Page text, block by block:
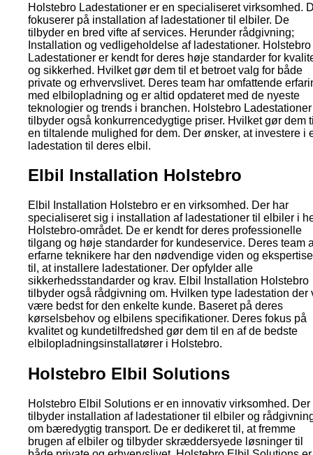
Holstebro Ladestationer er en specialiseret virksomhed.
fokuserer på installation af ladestationer til elbiler. De
tilbyder en bred vifte af services. Herunder rådgivning;
Installation og vedligeholdelse af ladestationer. Holstebro
Ladestationer er kendt for deres høje standarder for
og sikkerhed. Hvilket gør dem til et betroet valg for både
private og erhvervslivet. Deres team har omfattende
med elbilopladning og er altid opdateret med de nyeste
teknologier og trends i branchen. Holstebro Ladestationer
tilbyder også konkurrencedygtige priser. Hvilket gør dem
en tiltalende mulighed for dem. Der ønsker, at investere i
ladestation til deres elbil.
Elbil Installation Holstebro
Elbil Installation Holstebro er en virksomhed. Der har
specialiseret sig i installation af ladestationer til elbiler i
Holstebro-området. De er kendt for deres professionelle
tilgang og høje standarder for kundeservice. Deres team
erfarne teknikere har den nødvendige viden og ekspertise
til, at installere ladestationer. Der opfylder alle
sikkerhedsstandarder og krav. Elbil Installation Holstebro
tilbyder også rådgivning om. Hvilken type ladestation der
være bedst for den enkelte kunde. Baseret på deres
kørselsbehov og elbilens specifikationer. Deres fokus på
kvalitet og kundetilfredshed gør dem til en af de bedste
elbilopladningsinstallatører i Holstebro.
Holstebro Elbil Solutions
Holstebro Elbil Solutions er en innovativ virksomhed. Der
tilbyder installation af ladestationer til elbiler og
om bæredygtig transport. De er dedikeret til, at fremme
brugen af elbiler og tilbyder skræddersyede løsninger til